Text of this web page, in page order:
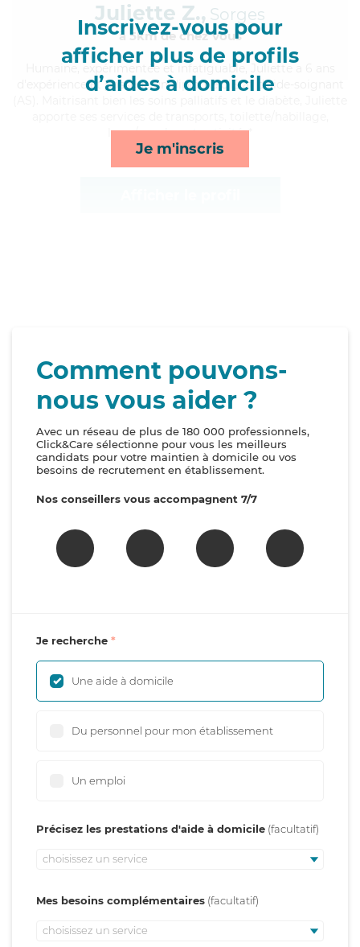
Inscrivez-vous pour
afficher plus de profils
d’aides à domicile
Je m'inscris
Juliette Z., Sorges
à 5km de chez Vous
, expérimentée et infatiguable, Juliette a 6 ans
d'expérience et possède un diplôme d'Etat d'aide-soignant
lever/coucher et activités*
Comment pouvons-
nous vous aider ?
Avec un réseau de plus de 180 000 professionnels,
Click&Care sélectionne pour vous les meilleurs
candidats pour votre maintien à domicile ou vos
besoins de recrutement en établissement.
Nos conseillers vous accompagnent 7/7
Je recherche
Une aide à domicile
Du personnel pour mon établissement
Un emploi
Précisez les prestations d'aide à domicile
choisissez un service
Mes besoins complémentaires
choisissez un service